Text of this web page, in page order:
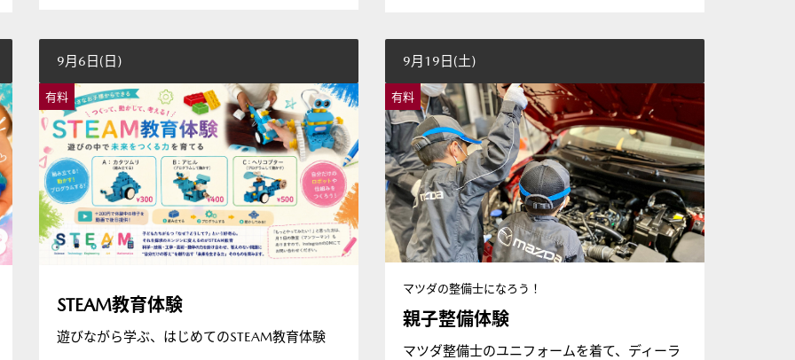
9月6日(日)
有料
STEAM教育体験
遊びながら学ぶ、はじめてのSTEAM教育体験
9月19日(土)
有料
マツダの整備士になろう！
親子整備体験
マツダ整備士のユニフォームを着て、ディーラ